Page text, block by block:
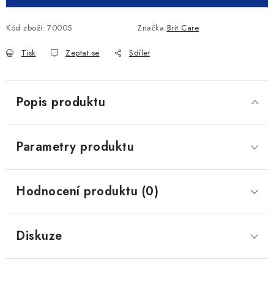
Kód zboží: 70005 Značka:Brit Care
Tisk Zeptat se Sdílet
Popis produktu
Parametry produktu
Hodnocení produktu (0)
Diskuze